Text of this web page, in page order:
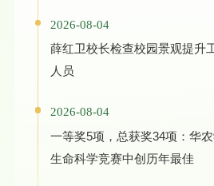
2026-08-04
薛红卫校长检查校园景观提升
人员
2026-08-04
一等奖5项，总获奖34项：华
生命科学竞赛中创历年最佳